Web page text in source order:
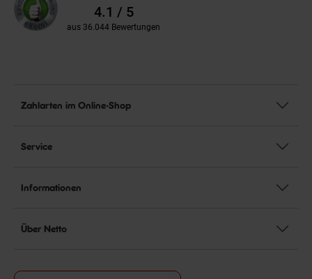
Bewertungen4.1 / 5
aus 36.044 Bewertungen
Zahlarten im Online-Shop
Service
Informationen
Über Netto